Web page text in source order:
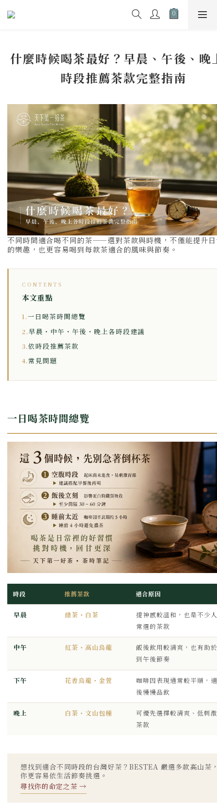
什麼時候喝茶最好？早晨、午後、晚
時段推薦茶款完整指南
不同時間適合喝不同的茶——選對茶款與時機，不僅能提升
的樂趣，也更容易喝到每款茶適合的風味與節奏。
CONTENTS
本文重點
1.一日喝茶時間總覽
2.早晨・中午・午後・晚上各時段建議
3.依時段推薦茶款
4.常見問題
一日喝茶時間總覽
時段 推薦茶款 適合原因
早晨 綠茶・白茶
提神感較溫和，也是不少
常選的茶款
中午 紅茶・高山烏龍
飯後飲用較清爽，也有助
到午後節奏
下午 花香烏龍・金萱
咖啡因表現通常較平順，
後慢慢品飲
晚上 白茶・文山包種
可優先選擇較清爽、低刺
茶款
想找到適合不同時段的台灣好茶？BESTEA 嚴選多款高山茶
你更容易依生活節奏挑選。
尋找你的命定之茶 →